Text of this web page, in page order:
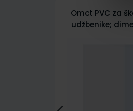
Omot PVC za
udžbenike;